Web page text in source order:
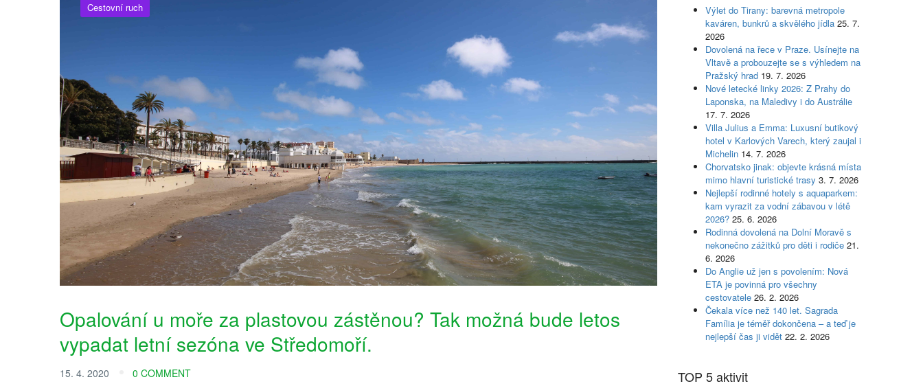
Cestovní ruch
Opalování u moře za plastovou zástěnou? Tak možná bude letos
vypadat letní sezóna ve Středomoří.
15. 4. 2020 0 COMMENT
Výlet do Tirany: barevná metropole
kaváren, bunkrů a skvělého jídla 25. 7.
2026
Dovolená na řece v Praze. Usínejte na
Vltavě a probouzejte se s výhledem na
Pražský hrad 19. 7. 2026
Nové letecké linky 2026: Z Prahy do
Laponska, na Maledivy i do Austrálie
17. 7. 2026
Villa Julius a Emma: Luxusní butikový
hotel v Karlových Varech, který zaujal i
Michelin 14. 7. 2026
Chorvatsko jinak: objevte krásná místa
mimo hlavní turistické trasy 3. 7. 2026
Nejlepší rodinné hotely s aquaparkem:
kam vyrazit za vodní zábavou v létě
2026? 25. 6. 2026
Rodinná dovolená na Dolní Moravě s
nekonečno zážitků pro děti i rodiče 21.
6. 2026
Do Anglie už jen s povolením: Nová
ETA je povinná pro všechny
cestovatele 26. 2. 2026
Čekala více než 140 let. Sagrada
Família je téměř dokončena – a teď je
nejlepší čas ji vidět 22. 2. 2026
TOP 5 aktivit